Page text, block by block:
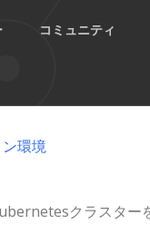
コミュニティ
環境
クラスター